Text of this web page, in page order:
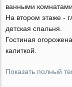
ванными комнатами.
На втором этаже -
детская спальня.
Гостиная
калиткой.
Показать полный